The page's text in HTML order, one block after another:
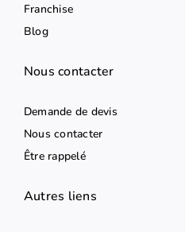
Franchise
Blog
Nous contacter
Demande de devis
Nous contacter
Être rappelé
Autres liens